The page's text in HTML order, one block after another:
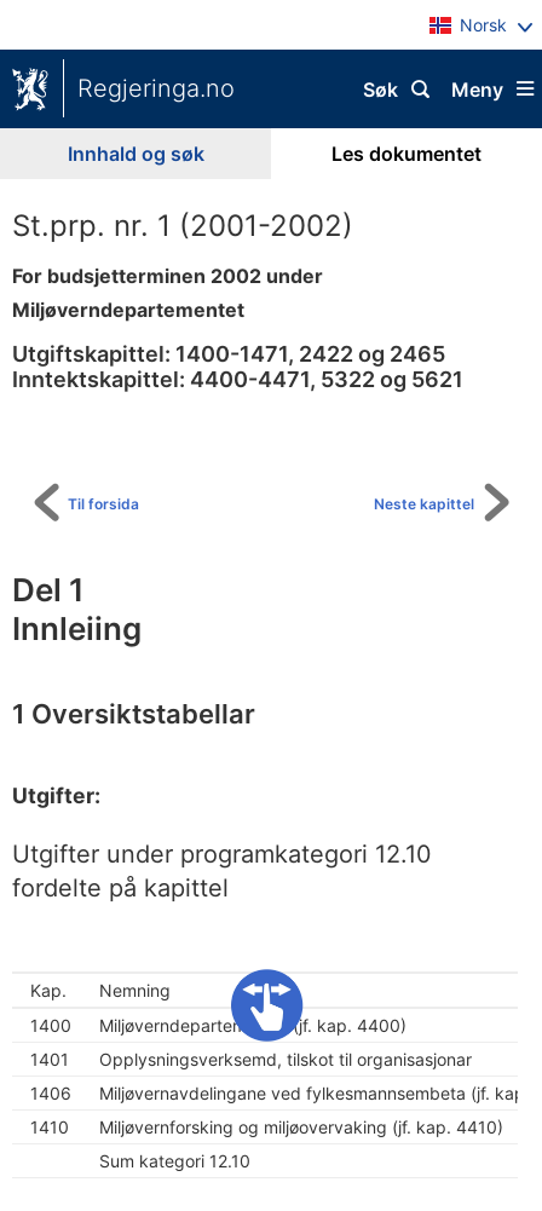
Norsk
Regjeringa.no Meny
Søk
Innhald og søk Les dokumentet
St.prp. nr. 1 (2001-2002)
For budsjetterminen 2002 under
Miljøverndepartementet
Utgiftskapittel: 1400-1471, 2422 og 2465
Inntektskapittel: 4400-4471, 5322 og 5621
Neste kapittel
Til forsida
Del 1
Innleiing
1 Oversiktstabellar
Utgifter:
Utgifter under programkategori 12.10
fordelte på kapittel
Kap.
Nemning
1400
Miljøverndepartementet (jf. kap. 4400)
1401
Opplysningsverksemd, tilskot til organisasjonar
1406
Miljøvernavdelingane ved fylkesmannsembeta (jf. kap.
1410
Miljøvernforsking og miljø­overvaking (jf. kap. 4410)
Sum kategori 12.10